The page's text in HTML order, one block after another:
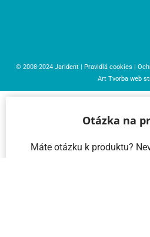
© 2008-2024 Jarident Pravidlá cookies
Art Tvorba web
Otázka na
Máte otázku k produktu?